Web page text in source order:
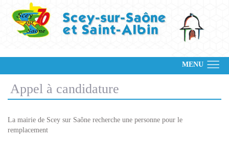
MENU
Appel à candidature
La mairie de Scey sur Saône recherche une personne pour le
remplacement